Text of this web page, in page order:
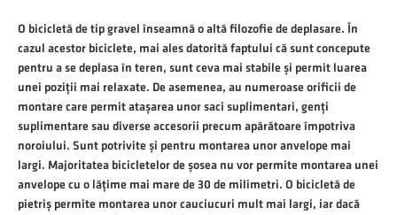
O bicicletă de tip gravel înseamnă o altă filozofie de deplasare. În
cazul acestor biciclete, mai ales datorită faptului că sunt concepute
pentru a se deplasa în teren, sunt ceva mai stabile și permit luarea
unei poziții mai relaxate. De asemenea, au numeroase orificii de
montare care permit atașarea unor saci suplimentari, genți
suplimentare sau diverse accesorii precum apărătoare împotriva
noroiului. Sunt potrivite și pentru montarea unor anvelope mai
largi. Majoritatea bicicletelor de șosea nu vor permite montarea unei
anvelope cu o lățime mai mare de 30 de milimetri. O bicicletă de
pietriș permite montarea unor cauciucuri mult mai largi, iar dacă